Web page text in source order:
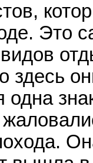
Это
здесь